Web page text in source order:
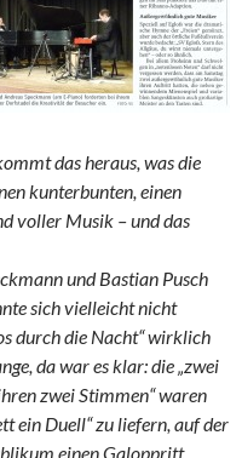
das heraus, was die
kunterbunten, einen
voller Musik – und das
und Bastian Pusch
sich vielleicht nicht
durch die Nacht“ wirklich
da war es klar: die „zwei
zwei Stimmen“ waren
ein Duell“ zu liefern, auf der
einen Galoppritt